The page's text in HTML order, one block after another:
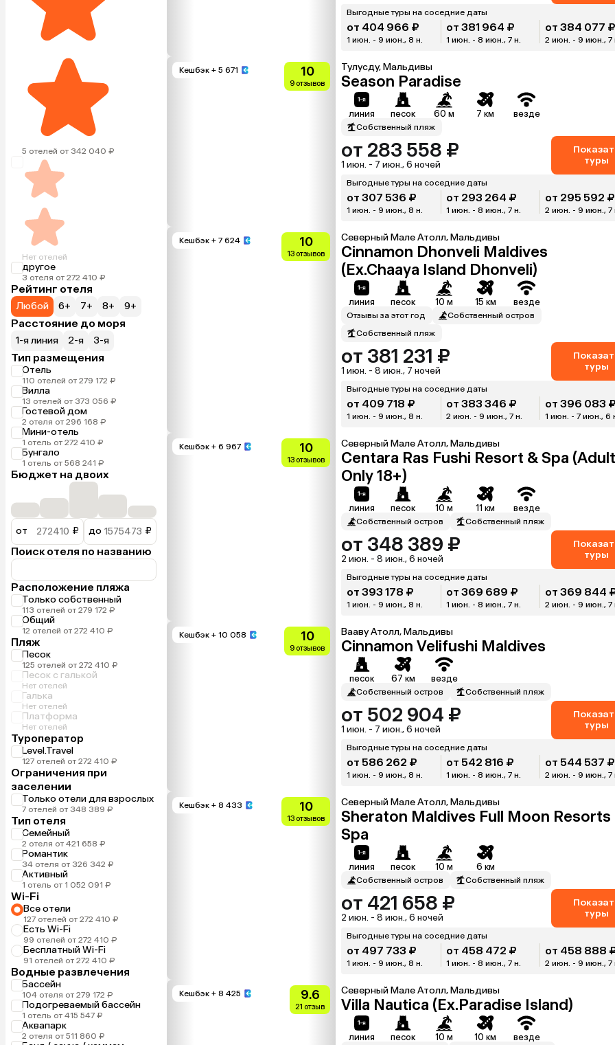
5 отелей от 342 040 ₽
Нет отелей
другое
3 отеля от 272 410 ₽
Рейтинг отеля
Любой 6+ 7+ 8+ 9+
Расстояние до моря
1-я линия 2-я 3-я
Тип размещения
Отель
110 отелей от 279 172 ₽
Вилла
13 отелей от 373 056 ₽
Гостевой дом
2 отеля от 296 168 ₽
Мини-отель
1 отель от 272 410 ₽
Бунгало
1 отель от 568 241 ₽
Бюджет на двоих
от ₽ до ₽
Поиск отеля по названию
Расположение пляжа
Только собственный
113 отелей от 279 172 ₽
Общий
12 отелей от 272 410 ₽
Пляж
Песок
125 отелей от 272 410 ₽
Песок с галькой
Нет отелей
Галька
Нет отелей
Платформа
Нет отелей
Туроператор
Level.Travel
127 отелей от 272 410 ₽
Ограничения при
заселении
Только отели для взрослых
7 отелей от 348 389 ₽
Тип отеля
Семейный
2 отеля от 421 658 ₽
Романтик
34 отеля от 326 342 ₽
Активный
1 отель от 1 052 091 ₽
Wi-Fi
Все отели
127 отелей от 272 410 ₽
Есть Wi-Fi
99 отелей от 272 410 ₽
Бесплатный Wi-Fi
91 отелей от 272 410 ₽
Водные развлечения
Бассейн
104 отеля от 279 172 ₽
Подогреваемый бассейн
1 отель от 415 547 ₽
Аквапарк
2 отеля от 511 860 ₽
Выгодные туры на соседние даты
от 404 966 ₽
1 июн. - 9 июн., 8 н.
от 381 964 ₽
1 июн. - 8 июн., 7 н.
от 384 077
2 июн. - 9 июн., 7
Кешбэк + 5 671 10
9 отзывов
Тулусду, Мальдивы
Season Paradise
линия песок 60 м 7 км везде
Собственный пляж
от 283 558 ₽
1 июн. - 7 июн., 6 ночей
туры
Выгодные туры на соседние даты
от 307 536 ₽
1 июн. - 9 июн., 8 н.
от 293 264 ₽
1 июн. - 8 июн., 7 н.
от 295 592 ₽
2 июн. - 9 июн., 7
Кешбэк + 7 624 10
13 отзывов
Северный Мале Атолл, Мальдивы
Cinnamon Dhonveli Maldives
(Ex.Chaaya Island Dhonveli)
линия песок 10 м 15 км везде
Отзывы за этот год
Собственный остров
Собственный пляж
от 381 231 ₽
1 июн. - 8 июн., 7 ночей
туры
Выгодные туры на соседние даты
от 409 718 ₽
1 июн. - 9 июн., 8 н.
от 383 346 ₽
2 июн. - 9 июн., 7 н.
от 396 083
1 июн. - 7 июн., 6
Кешбэк + 6 967 10
13 отзывов
Северный Мале Атолл, Мальдивы
Centara Ras Fushi Resort & Spa
Only 18+)
линия песок 10 м 11 км везде
Собственный остров Собственный пляж
от 348 389 ₽
2 июн. - 8 июн., 6 ночей
туры
Выгодные туры на соседние даты
от 393 178 ₽
1 июн. - 9 июн., 8 н.
от 369 689 ₽
1 июн. - 8 июн., 7 н.
от 369 844
2 июн. - 9 июн., 7
Кешбэк + 10 058 10
9 отзывов
Вааву Атолл, Мальдивы
Cinnamon Velifushi Maldives
песок 67 км везде
Собственный остров Собственный пляж
от 502 904 ₽
1 июн. - 7 июн., 6 ночей
туры
Выгодные туры на соседние даты
от 586 262 ₽
1 июн. - 9 июн., 8 н.
от 542 816 ₽
1 июн. - 8 июн., 7 н.
от 544 537 ₽
2 июн. - 9 июн., 7
Кешбэк + 8 433 10
13 отзывов
Северный Мале Атолл, Мальдивы
Sheraton Maldives Full Moon Resorts
Spa
линия песок 10 м 6 км
Собственный остров Собственный пляж
от 421 658 ₽
2 июн. - 8 июн., 6 ночей
туры
Выгодные туры на соседние даты
от 497 733 ₽
1 июн. - 9 июн., 8 н.
от 458 472 ₽
1 июн. - 8 июн., 7 н.
от 458 888
2 июн. - 9 июн., 7
Кешбэк + 8 425 9.6
21 отзыв
Северный Мале Атолл, Мальдивы
Villa Nautica (Ex.Paradise Island)
линия песок 10 м 10 км везде